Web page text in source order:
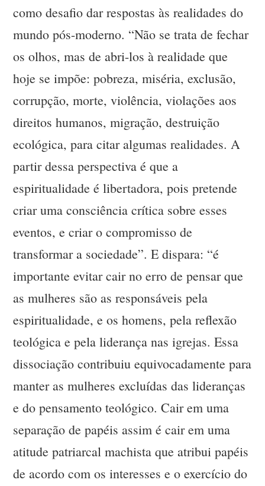
como desafio dar respostas às realidades do
mundo pós-moderno. “Não se trata de fechar
os olhos, mas de abri-los à realidade que
hoje se impõe: pobreza, miséria, exclusão,
corrupção, morte, violência, violações aos
direitos humanos, migração, destruição
ecológica, para citar algumas realidades. A
partir dessa perspectiva é que a
espiritualidade é libertadora, pois pretende
criar uma consciência crítica sobre esses
eventos, e criar o compromisso de
transformar a sociedade”. E dispara: “é
importante evitar cair no erro de pensar que
as mulheres são as responsáveis pela
espiritualidade, e os homens, pela reflexão
teológica e pela liderança nas igrejas. Essa
dissociação contribuiu equivocadamente para
manter as mulheres excluídas das lideranças
e do pensamento teológico. Cair em uma
separação de papéis assim é cair em uma
atitude patriarcal machista que atribui papéis
de acordo com os interesses e o exercício do